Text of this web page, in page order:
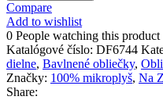
Compare
Add to wishlist
0 People watching this
Katalógové číslo: DF6744
dielne, Bavlnené obliečky,
Značky: 100% mikroplyš, Na
Share: